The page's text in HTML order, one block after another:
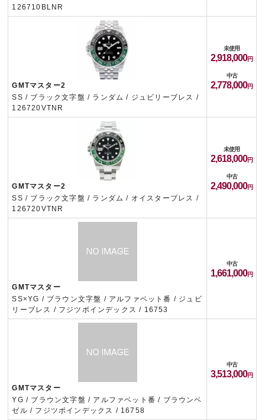
126710BLNR
GMTマスター2
SS / ブラック文字盤 / ランダム / ジュビリーブレス /
126720VTNR
未使用
2,918,000
中古
2,778,000
GMTマスター2
SS / ブラック文字盤 / ランダム / オイスターブレス /
126720VTNR
未使用
2,618,000
中古
2,490,000
GMTマスター
SS×YG / ブラウン文字盤 / アルファベット番 / ジュビ
リーブレス / フジツボインデックス / 16753
中古
1,661,000
GMTマスター
YG / ブラウン文字盤 / アルファベット番 / ブラウンベ
ゼル / フジツボインデックス / 16758
中古
3,513,000